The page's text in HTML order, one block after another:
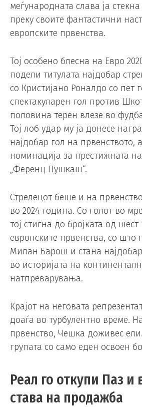
меѓународната слава ја
преку своите фантастични
европските првенства.
Тој особено блесна на Евро
подели титулата најдобар
со Кристијано Роналдо со пет
спектакуларен гол против
половина терен влезе во
Тој лоб удар му ја донесе
најдобар гол на првенството,
номинација за престижната
„Ференц Пушкаш“.
Стрелецот беше и на
во 2024 година. Со голот во
тој стигна до бројката од
европските првенства, со што
Милан Барош и стана
во историјата на
натпреварувања.
Крајот на неговата
доаѓа во турбулентно време.
првенство, Чешка доживес
групата со само еден освоен
Реал го откупи Паз и
става на продажба